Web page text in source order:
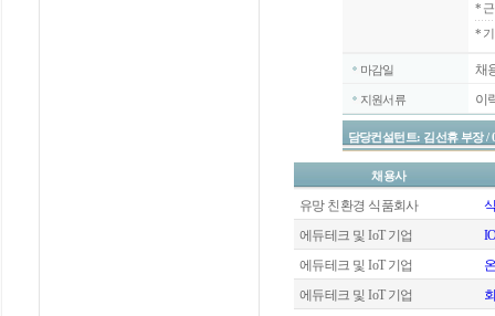
*
*
마감일 채
지원서류 이
담당컨설턴트: 김선휴 부장 /
채용사
유망 친환경 식품회사
에듀테크 및 IoT 기업
에듀테크 및 IoT 기업
에듀테크 및 IoT 기업